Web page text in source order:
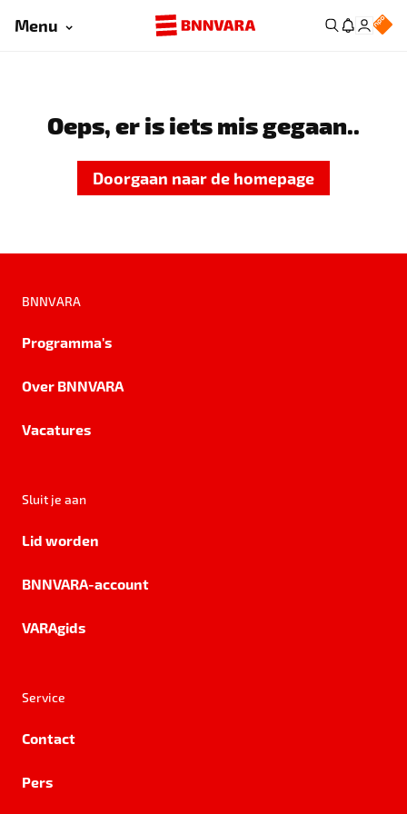
Menu
Oeps, er is iets mis gegaan..
Doorgaan naar de homepage
BNNVARA
Programma's
Over BNNVARA
Vacatures
Sluit je aan
Lid worden
BNNVARA-account
VARAgids
Service
Contact
Pers